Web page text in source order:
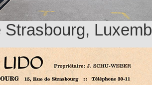
Strasbourg,